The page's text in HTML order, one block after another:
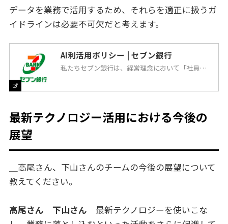
データを業務で活用するため、それらを適正に扱うガ
イドラインは必要不可欠だと考えます。
AI利活用ポリシー | セブン銀行
私たちセブン銀行は、経営理念において「社員一人
一人が、技術革新の成果をスピーディーに取り入
最新テクノロジー活用における今後の
展望
＿高尾さん、下山さんのチームの今後の展望について
教えてください。
高尾さん 下山さん 最新テクノロジーを使いこな